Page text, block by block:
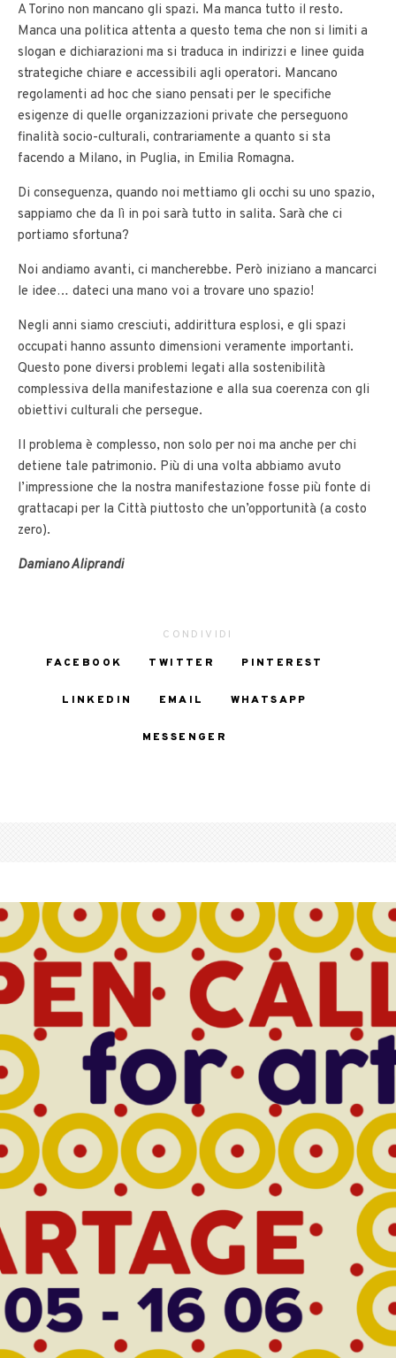
A Torino non mancano gli spazi. Ma manca tutto il resto.
Manca una politica attenta a questo tema che non si limiti a
slogan e dichiarazioni ma si traduca in indirizzi e linee guida
strategiche chiare e accessibili agli operatori. Mancano
regolamenti ad hoc che siano pensati per le specifiche
esigenze di quelle organizzazioni private che perseguono
finalità socio-culturali, contrariamente a quanto si sta
facendo a Milano, in Puglia, in Emilia Romagna.
Di conseguenza, quando noi mettiamo gli occhi su uno spazio,
sappiamo che da lì in poi sarà tutto in salita. Sarà che ci
portiamo sfortuna?
Noi andiamo avanti, ci mancherebbe. Però iniziano a mancarci
le idee… dateci una mano voi a trovare uno spazio!
Negli anni siamo cresciuti, addirittura esplosi, e gli spazi
occupati hanno assunto dimensioni veramente importanti.
Questo pone diversi problemi legati alla sostenibilità
complessiva della manifestazione e alla sua coerenza con gli
obiettivi culturali che persegue.
Il problema è complesso, non solo per noi ma anche per chi
detiene tale patrimonio. Più di una volta abbiamo avuto
l’impressione che la nostra manifestazione fosse più fonte di
grattacapi per la Città piuttosto che un’opportunità (a costo
zero).
Damiano Aliprandi
CONDIVIDI
FACEBOOK
TWITTER PINTEREST
LINKEDIN EMAIL WHATSAPP
MESSENGER